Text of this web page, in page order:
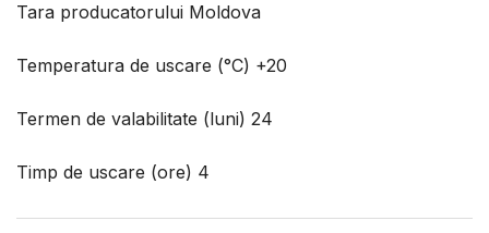
Tara producatorului Moldova
Temperatura de uscare (°С) +20
Termen de valabilitate (luni) 24
Timp de uscare (ore) 4